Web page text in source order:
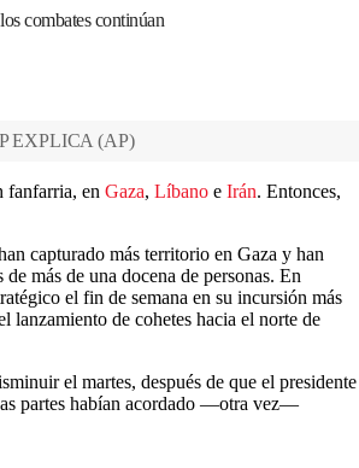
combates continúan
EXPLICA (AP)
fanfarria, en Gaza, Líbano e Irán. Entonces,
capturado más territorio en Gaza y han
más de una docena de personas. En
el fin de semana en su incursión más
lanzamiento de cohetes hacia el norte de
el martes, después de que el presidente
partes habían acordado —otra vez—